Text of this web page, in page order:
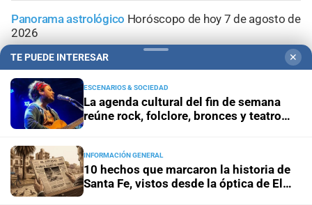
Panorama astrológico Horóscopo de hoy 7 de agosto de
2026
EfeméridesDía Internacional de la Cerveza: por qué se
celebra cada 7 agosto y cuál es el curioso origen de la
festividad
TE PUEDE INTERESAR ✕
ESCENARIOS & SOCIEDAD
La agenda cultural del fin de semana
reúne rock, folclore, bronces y teatro
INFORMACIÓN GENERAL
10 hechos que marcaron la historia de
Santa Fe, vistos desde la óptica de El